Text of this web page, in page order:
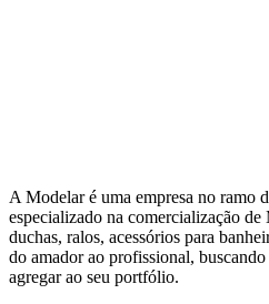
A Modelar é uma empresa no ramo
especializado na comercialização
duchas, ralos, acessórios para
do amador ao profissional,
agregar ao seu portfólio.